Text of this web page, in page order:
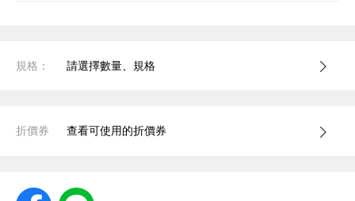
規格： 請選擇數量、規格
折價券 查看可使用的折價券